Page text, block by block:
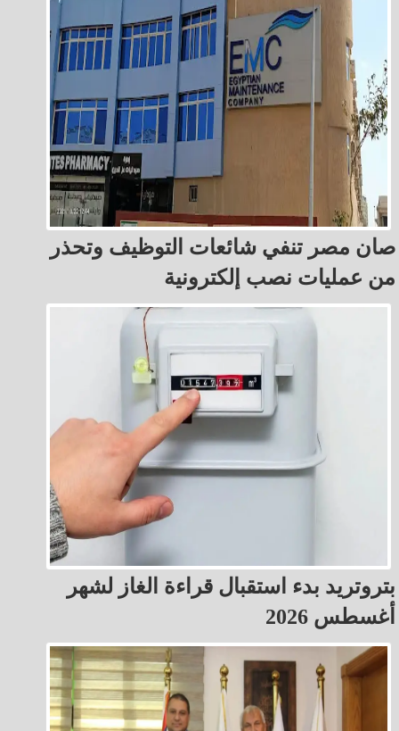
صان مصر تنفي شائعات التوظيف وتحذر
من عمليات نصب إلكترونية
بتروتريد بدء استقبال قراءة الغاز لشهر
أغسطس 2026